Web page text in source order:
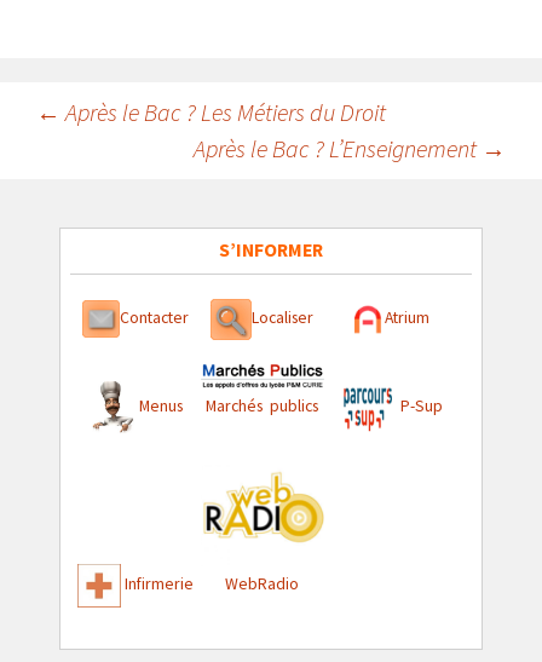
Navigation
← Après le Bac ? Les Métiers du Droit
Après le Bac ? L’Enseignement →
S’INFORMER
Contacter Localiser Atrium
Menus Marchés publics P-Sup
Infirmerie WebRadio